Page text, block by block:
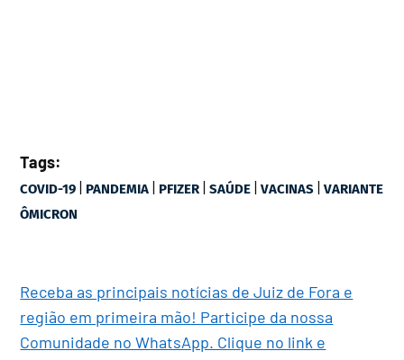
Tags:
COVID-19 | PANDEMIA | PFIZER |SAÚDE |VACINAS |VARIANTE
ÔMICRON
Receba as principais notícias de Juiz de Fora e
região em primeira mão! Participe da nossa
Comunidade no WhatsApp. Clique no link e